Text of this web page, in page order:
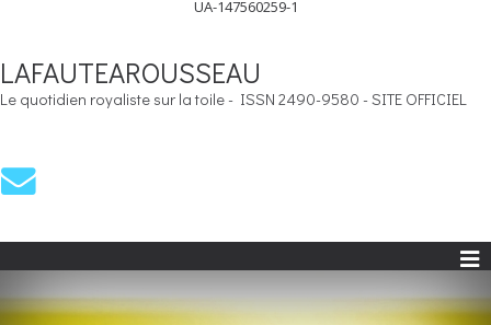
UA-147560259-1
LAFAUTEAROUSSEAU
Le quotidien royaliste sur la toile - ISSN 2490-9580 - SITE OFFICIEL